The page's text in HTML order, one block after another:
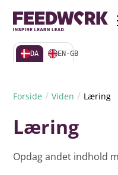
DA EN-GB
Forside / Viden / Læring
Læring
Opdag andet indhold